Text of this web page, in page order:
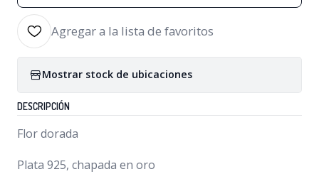
Agregar a la lista de favoritos
Mostrar stock de ubicaciones
DESCRIPCIÓN
Flor dorada
Plata 925, chapada en oro